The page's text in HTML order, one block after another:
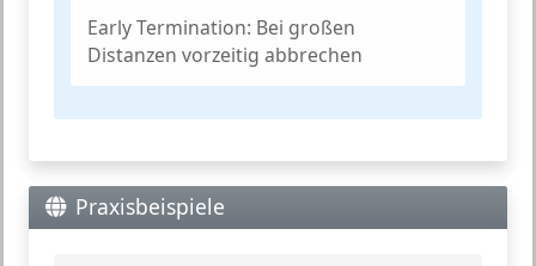
Early Termination: Bei großen
Distanzen vorzeitig abbrechen
Praxisbeispiele